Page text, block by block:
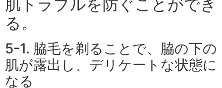
肌トラブルを防ぐことができ
る。
5-1. 脇毛を剃ることで、脇の下の
肌が露出し、デリケートな状態に
なる